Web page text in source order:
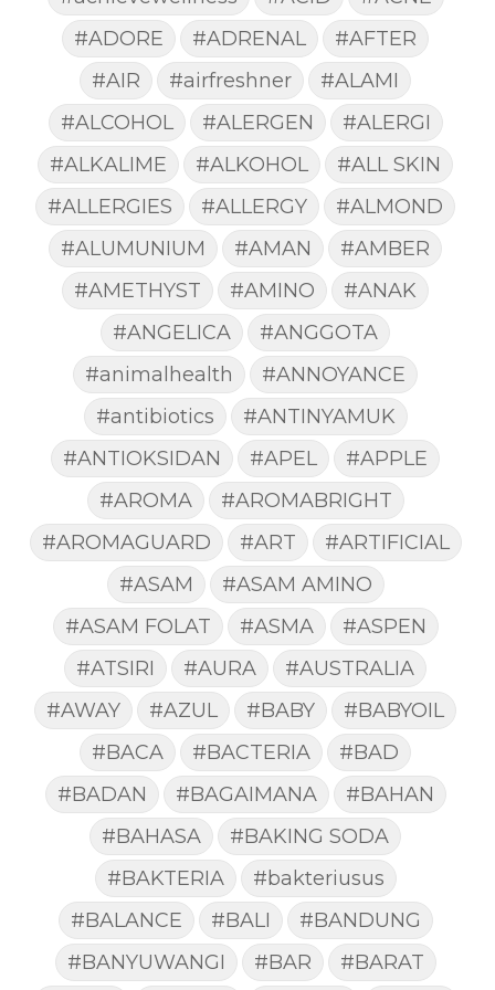
#ADORE
#ADRENAL
#AFTER
#AIR
#airfreshner
#ALAMI
#ALCOHOL
#ALERGEN
#ALERGI
#ALKALIME
#ALKOHOL
#ALL SKIN
#ALLERGIES
#ALLERGY
#ALMOND
#ALUMUNIUM
#AMAN
#AMBER
#AMETHYST
#AMINO
#ANAK
#ANGELICA
#ANGGOTA
#animalhealth
#ANNOYANCE
#antibiotics
#ANTINYAMUK
#ANTIOKSIDAN
#APEL
#APPLE
#AROMA
#AROMABRIGHT
#AROMAGUARD
#ART
#ARTIFICIAL
#ASAM
#ASAM AMINO
#ASAM FOLAT
#ASMA
#ASPEN
#ATSIRI
#AURA
#AUSTRALIA
#AWAY
#AZUL #BABY
#BABYOIL
#BACA
#BACTERIA
#BAD
#BADAN
#BAGAIMANA
#BAHAN
#BAHASA
#BAKING SODA
#BAKTERIA
#bakteriusus
#BALANCE
#BALI
#BANDUNG
#BANYUWANGI
#BAR
#BARAT